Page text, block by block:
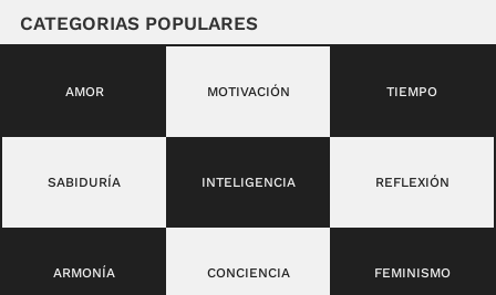
CATEGORIAS POPULARES
AMOR MOTIVACIÓN TIEMPO
SABIDURÍA INTELIGENCIA REFLEXIÓN
ARMONÍA CONCIENCIA FEMINISMO